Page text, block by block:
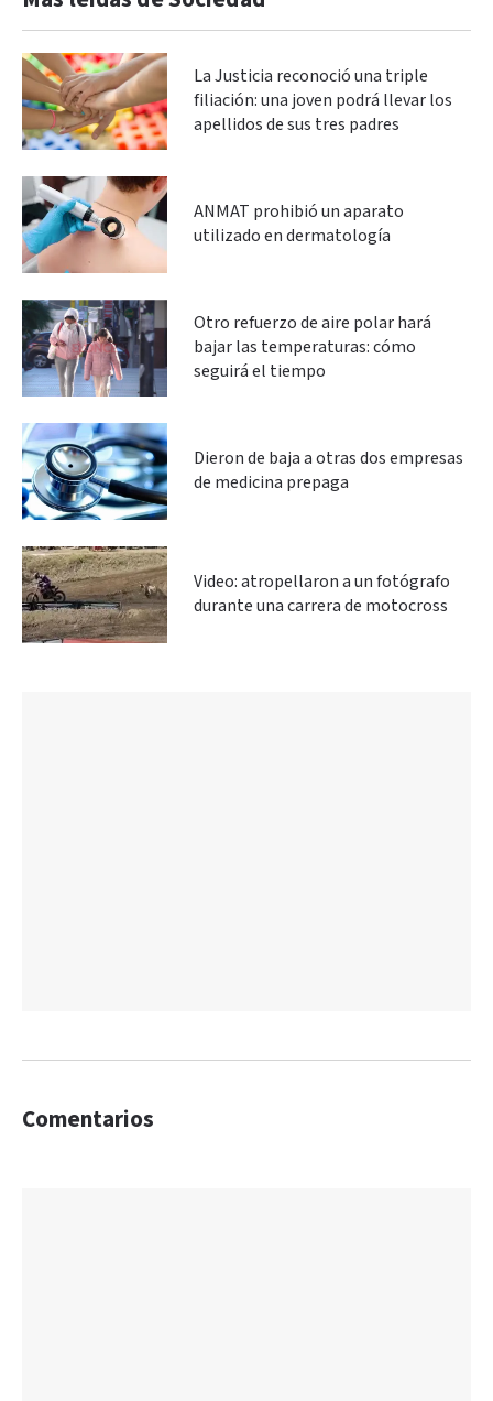
La Justicia reconoció una triple
filiación: una joven podrá llevar los
apellidos de sus tres padres
ANMAT prohibió un aparato
utilizado en dermatología
Otro refuerzo de aire polar hará
bajar las temperaturas: cómo
seguirá el tiempo
Dieron de baja a otras dos empresas
de medicina prepaga
Video: atropellaron a un fotógrafo
durante una carrera de motocross
Comentarios